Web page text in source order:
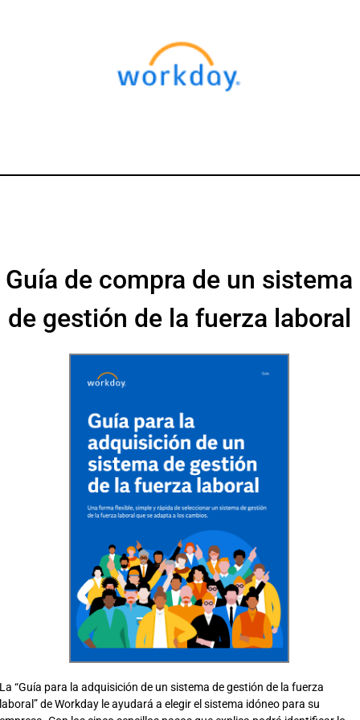
Guía de compra de un sistema
de gestión de la fuerza laboral
La “Guía para la adquisición de un sistema de gestión de la fuerza
laboral” de Workday le ayudará a elegir el sistema idóneo para su